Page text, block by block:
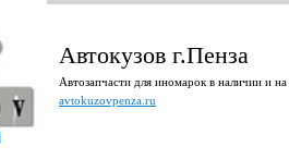
Автокузов г.Пенза
Автозапчасти для иномарок в наличии и на
avtokuzovpenza.ru